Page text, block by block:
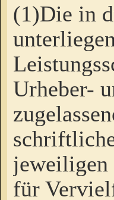
(1)Die in
Urheber-
jeweiligen
für